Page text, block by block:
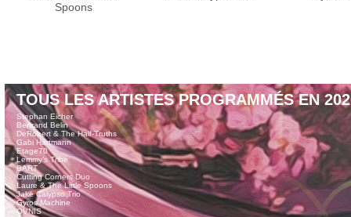
Spoons
TOUS LES ARTISTES PROGRAMMÉS EN
Stephan Eicher
Bertrand Belin
DeRobert & The Half-Truths
Gabi Hartmann
Etage70
Lemmy’s Tribe
BART
Cutting Corners Duo
Laure & The Little Spoons
Jake Calypso Trio
Gyros Machine
OVNIS